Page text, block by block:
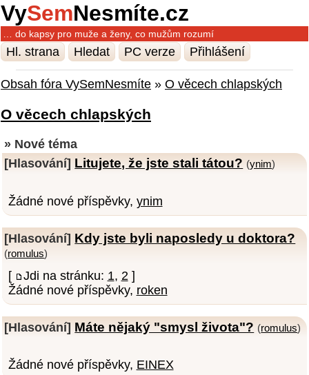
VySemNesmíte.cz
… do kapsy pro muže a ženy, co mužům rozumí
Hl. strana Hledat PC verze Přihlášení
Obsah fóra VySemNesmíte » O věcech chlapských
O věcech chlapských
» Nové téma
[Hlasování] Litujete, že jste stali tátou? (ynim)
Žádné nové příspěvky, ynim
[Hlasování] Kdy jste byli naposledy u doktora?
(romulus)
[ Jdi na stránku: 1, 2]
Žádné nové příspěvky, roken
[Hlasování] Máte nějaký "smysl života"? (romulus)
Žádné nové příspěvky, EINEX